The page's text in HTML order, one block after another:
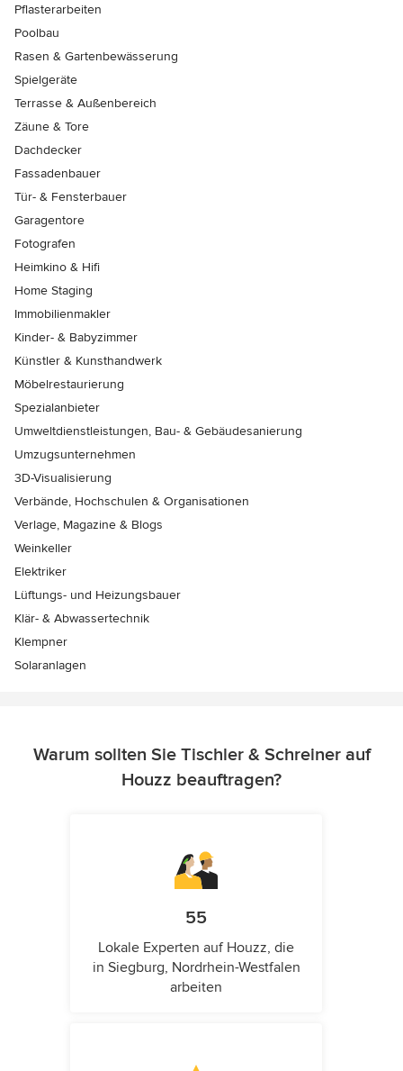
Pflasterarbeiten
Poolbau
Rasen & Gartenbewässerung
Spielgeräte
Terrasse & Außenbereich
Zäune & Tore
Dachdecker
Fassadenbauer
Tür- & Fensterbauer
Garagentore
Fotografen
Heimkino & Hifi
Home Staging
Immobilienmakler
Kinder- & Babyzimmer
Künstler & Kunsthandwerk
Möbelrestaurierung
Spezialanbieter
Umweltdienstleistungen, Bau- & Gebäudesanierung
Umzugsunternehmen
3D-Visualisierung
Verbände, Hochschulen & Organisationen
Verlage, Magazine & Blogs
Weinkeller
Elektriker
Lüftungs- und Heizungsbauer
Klär- & Abwassertechnik
Klempner
Solaranlagen
Warum sollten Sie Tischler & Schreiner auf
Houzz beauftragen?
55
Lokale Experten auf Houzz, die
in Siegburg, Nordrhein-Westfalen
arbeiten